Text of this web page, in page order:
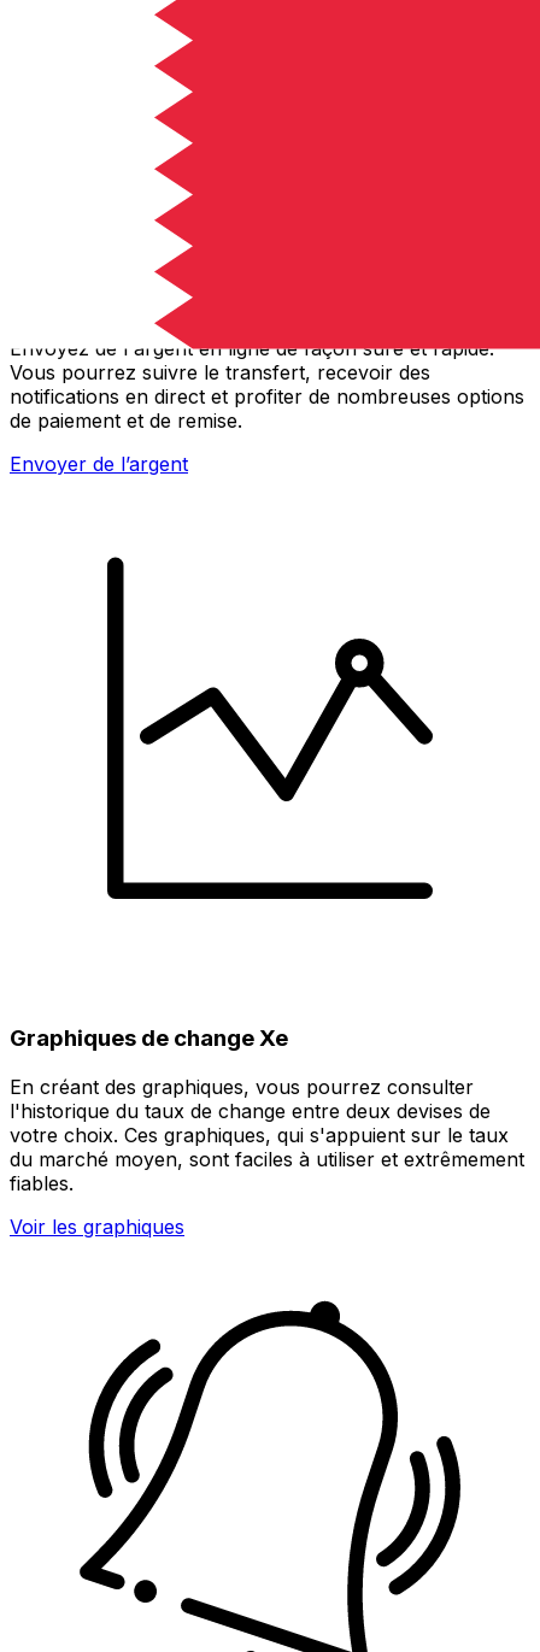
Transferts d'argent internationaux avec Xe
Envoyez de l'argent en ligne de façon sûre et rapide.
Vous pourrez suivre le transfert, recevoir des
notifications en direct et profiter de nombreuses options
de paiement et de remise.
Envoyer de l’argent
Graphiques de change Xe
En créant des graphiques, vous pourrez consulter
l'historique du taux de change entre deux devises de
votre choix. Ces graphiques, qui s'appuient sur le taux
du marché moyen, sont faciles à utiliser et extrêmement
fiables.
Voir les graphiques